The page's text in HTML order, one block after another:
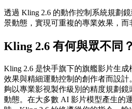
透過 Kling 2.6 的動作控制系統規劃
景動態，實現可重複的專業效果，而
Kling 2.6 有何與眾不同？
Kling 2.6 是快手旗下的旗艦影片生
效果與精細運動控制的創作者而設
夠以專業影視製作級別的精度規劃
動態。在大多數 AI 影片模型產生的